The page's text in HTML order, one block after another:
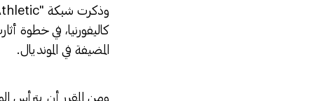
كاليفورنيا، في خطوة
المضيفة في المونديال.
ومن المقرر أن يترأس